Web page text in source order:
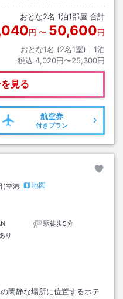
おとな2名 1泊1部屋 合計
円 〜 50,600円
おとな1名 (2名1室)｜ 1泊
税込 4,020円〜25,300円
見る
航空券
付きプラン
)空港
地図
駅徒歩5分
り
閑静な場所に位置するホテ